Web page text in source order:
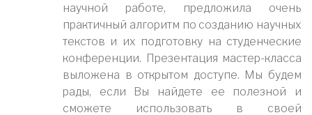
научной работе, предложила очень
практичный алгоритм по созданию научных
текстов и их подготовку на студенческие
конференции. Презентация мастер-класса
выложена в открытом доступе. Мы будем
рады, если Вы найдете ее полезной и
сможете использовать в своей